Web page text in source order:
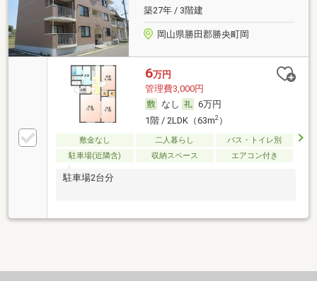
築27年 / 3階建
岡山県勝田郡勝央町岡
6万円
管理費3,000円
なし
6万円
1階 / 2LDK（63m2）
敷金なし 二人暮らし
バス・トイレ別
駐車場(近隣含)
収納スペース エアコン付き
駐車場2台分